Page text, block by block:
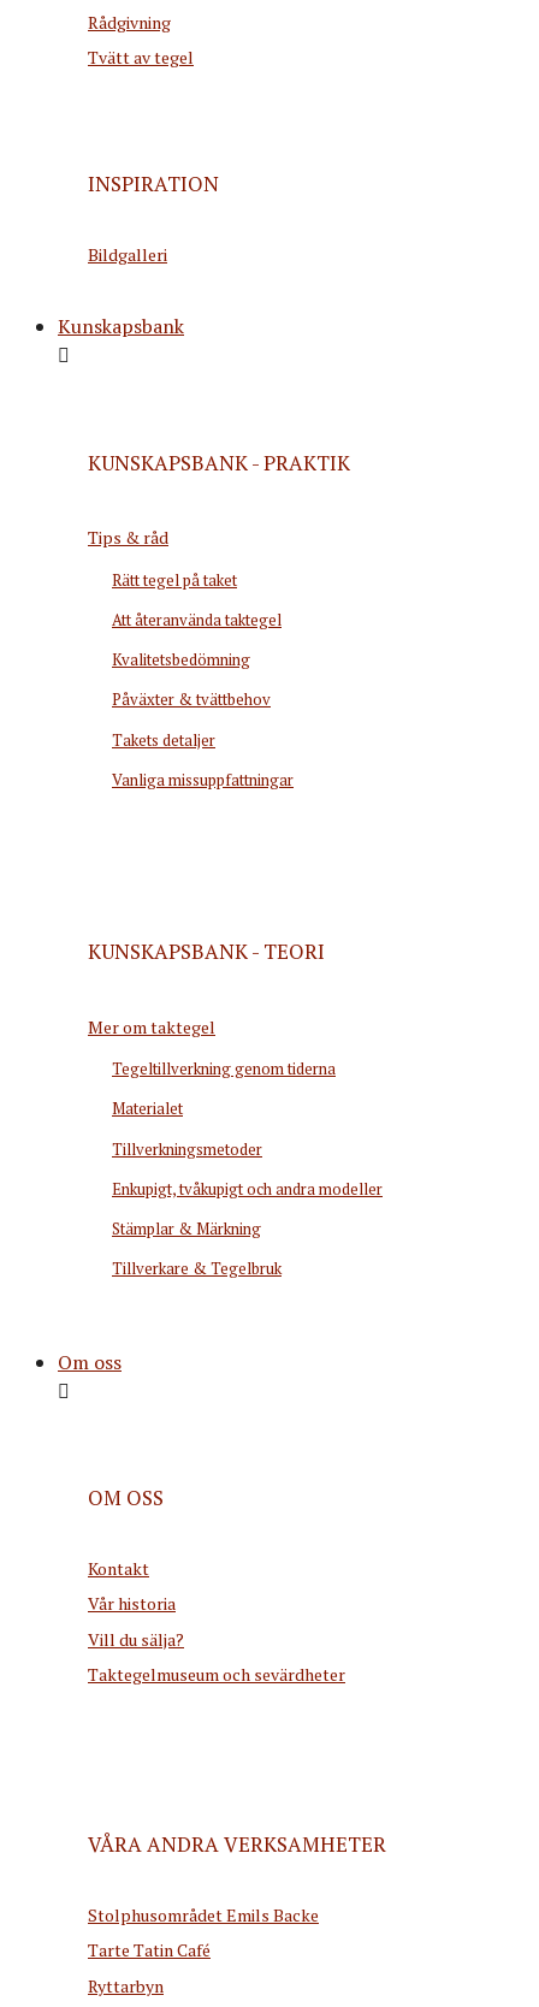
Rådgivning
Tvätt av tegel
INSPIRATION
Bildgalleri
Kunskapsbank
KUNSKAPSBANK - PRAKTIK
Tips & råd
Rätt tegel på taket
Att återanvända taktegel
Kvalitetsbedömning
Påväxter & tvättbehov
Takets detaljer
Vanliga missuppfattningar
KUNSKAPSBANK - TEORI
Mer om taktegel
Tegeltillverkning genom tiderna
Materialet
Tillverkningsmetoder
Enkupigt, tvåkupigt och andra modeller
Stämplar & Märkning
Tillverkare & Tegelbruk
Om oss
OM OSS
Kontakt
Vår historia
Vill du sälja?
Taktegelmuseum och sevärdheter
VÅRA ANDRA VERKSAMHETER
Stolphusområdet Emils Backe
Tarte Tatin Café
Ryttarbyn